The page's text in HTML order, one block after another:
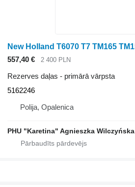
557,40 € 2 400 PLN
Rezerves daļas - primārā vārpsta
5162246
Polija, Opalenica
PHU "Karetina" Agnieszka Wilczyńska